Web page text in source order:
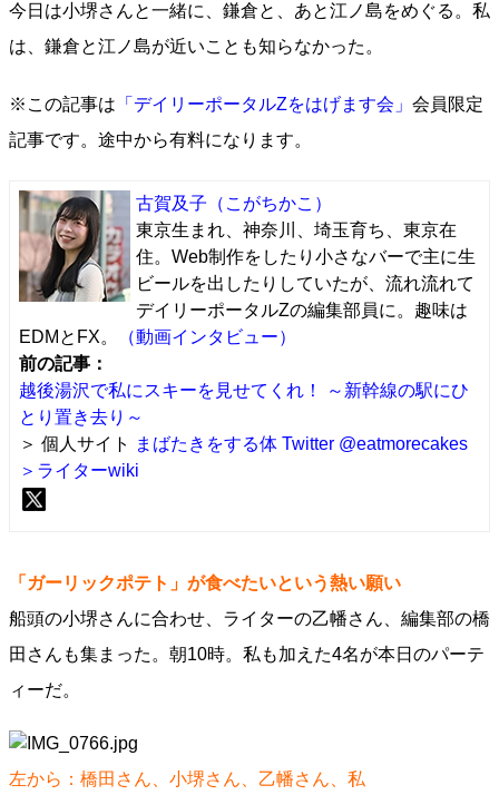
今日は小堺さんと一緒に、鎌倉と、あと江ノ島をめぐる。私
は、鎌倉と江ノ島が近いことも知らなかった。
※この記事は 「デイリーポータルZをはげます会」 会員限定
記事です。途中から有料になります。
古賀及子 （こがちかこ）
東京生まれ、神奈川、埼玉育ち、東京在
住。Web制作をしたり小さなバーで主に生
ビールを出したりしていたが、流れ流れて
デイリーポータルZの編集部員に。趣味は
EDMとFX。
（動画インタビュー）
前の記事：
越後湯沢で私にスキーを見せてくれ！ ～新幹線の駅にひ
とり置き去り～
＞ 個人サイト
まばたきをする体 Twitter @eatmorecakes
＞ライターwiki
「ガーリックポテト」が食べたいという熱い願い
船頭の小堺さんに合わせ、ライターの乙幡さん、編集部の橋
田さんも集まった。朝10時。私も加えた4名が本日のパーテ
ィーだ。
左から：橋田さん、小堺さん、乙幡さん、私